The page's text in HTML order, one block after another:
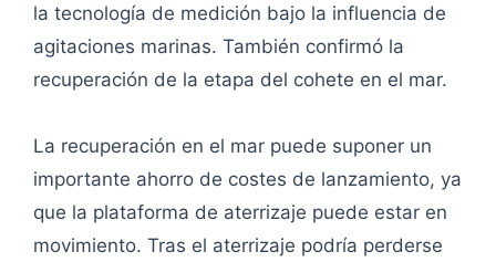
la tecnología de medición bajo la influencia de
agitaciones marinas. También confirmó la
recuperación de la etapa del cohete en el mar.
La recuperación en el mar puede suponer un
importante ahorro de costes de lanzamiento, ya
que la plataforma de aterrizaje puede estar en
movimiento. Tras el aterrizaje podría perderse